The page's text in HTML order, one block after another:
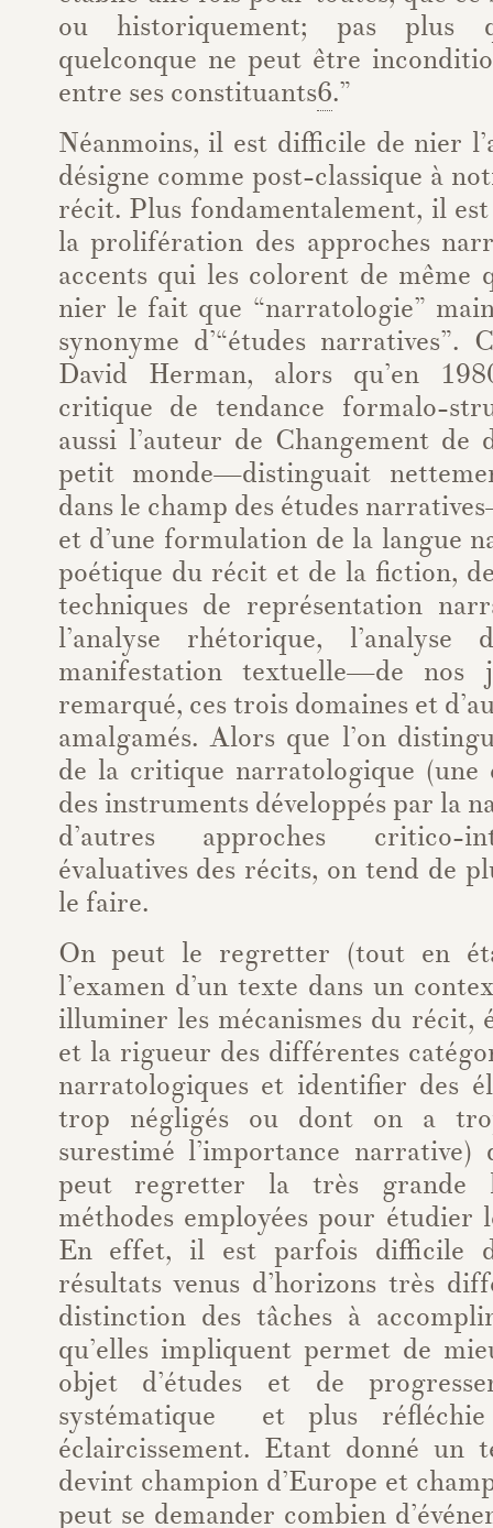
ou historiquement; pas plus
quelconque ne peut être
entre ses constituants6.”
Néanmoins, il est difficile de nier
désigne comme post-classique à
récit. Plus fondamentalement, il
la prolifération des approches
accents qui les colorent de même
nier le fait que “narratologie”
synonyme d’“études narratives”.
David Herman, alors qu’en
critique de tendance formalo-
aussi l’auteur de Changement de
petit monde—distinguait
dans le champ des études
et d’une formulation de la langue
poétique du récit et de la fiction,
techniques de représentation
l’analyse rhétorique,
manifestation textuelle—de nos
remarqué, ces trois domaines et
amalgamés. Alors que l’on
de la critique narratologique (une
des instruments développés par la
d’autres approches critico-
évaluatives des récits, on tend de
le faire.
On peut le regretter (tout en
l’examen d’un texte dans un
illuminer les mécanismes du récit,
et la rigueur des différentes
narratologiques et identifier des
trop négligés ou dont on a
surestimé l’importance narrative)
peut regretter la très grande
méthodes employées pour étudier
En effet, il est parfois difficile
résultats venus d’horizons très
distinction des tâches à
qu’elles impliquent permet de
objet d’études et de
systématique et plus
éclaircissement. Etant donné un
devint champion d’Europe et
peut se demander combien